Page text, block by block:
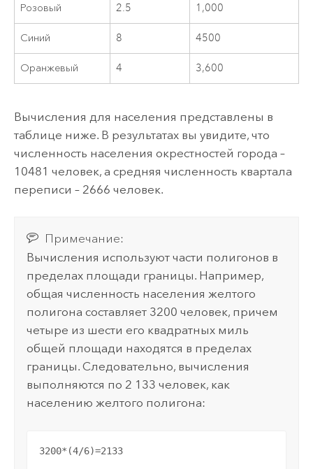
Розовый 2.5 1,000
Синий 8 4500
Оранжевый 4 3,600
Вычисления для населения представлены в
таблице ниже. В результатах вы увидите, что
численность населения окрестностей города –
10481 человек, а средняя численность квартала
переписи – 2666 человек.
Примечание:
Вычисления используют части полигонов в
пределах площади границы. Например,
общая численность населения желтого
полигона составляет 3200 человек, причем
четыре из шести его квадратных миль
общей площади находятся в пределах
границы. Следовательно, вычисления
выполняются по 2 133 человек, как
населению желтого полигона:
3200*(4/6)=2133